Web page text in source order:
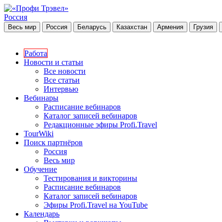
Россия
Весь мир Россия Беларусь Казахстан Армения Грузия
Работа
Новости и статьи
Все новости
Все статьи
Интервью
Вебинары
Расписание вебинаров
Каталог записей вебинаров
Редакционные эфиры Profi.Travel
TourWiki
Поиск партнёров
Россия
Весь мир
Обучение
Тестирования и викторины
Расписание вебинаров
Каталог записей вебинаров
Эфиры Profi.Travel на YouTube
Календарь